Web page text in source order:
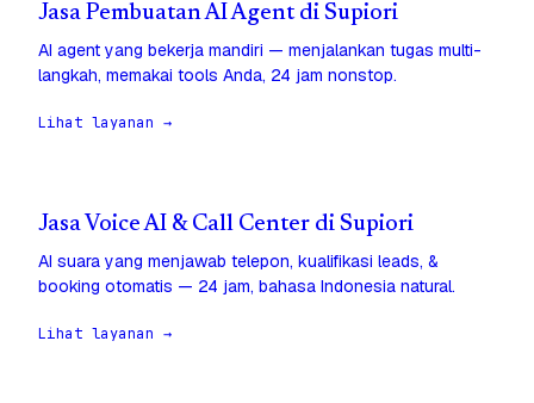
Jasa Pembuatan AI Agent di Supiori
AI agent yang bekerja mandiri — menjalankan tugas multi-
langkah, memakai tools Anda, 24 jam nonstop.
Lihat layanan →
Jasa Voice AI & Call Center di Supiori
AI suara yang menjawab telepon, kualifikasi leads, &
booking otomatis — 24 jam, bahasa Indonesia natural.
Lihat layanan →